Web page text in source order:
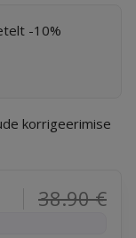
-10%
korrigeerimise
38.90€